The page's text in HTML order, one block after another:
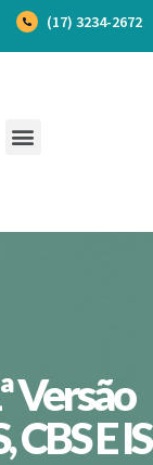
(17) 3234-2672
Versão
E IS